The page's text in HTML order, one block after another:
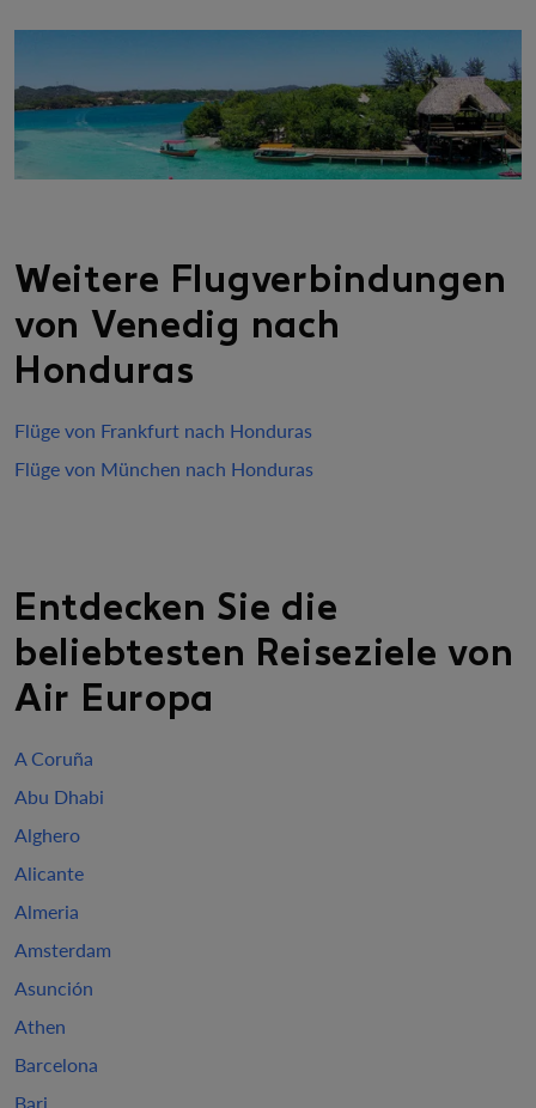
Weitere Flugverbindungen
von Venedig nach
Honduras
Flüge von Frankfurt nach Honduras
Flüge von München nach Honduras
Entdecken Sie die
beliebtesten Reiseziele von
Air Europa
A Coruña
Abu Dhabi
Alghero
Alicante
Almeria
Amsterdam
Asunción
Athen
Barcelona
Bari